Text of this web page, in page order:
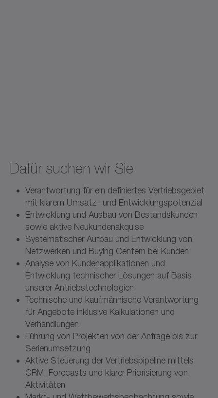
Dafür suchen wir Sie
Verantwortung für ein definiertes Vertriebsgebiet
mit klarem Umsatz- und Entwicklungspotenzial
Entwicklung und Ausbau von Bestandskunden
sowie aktive Neukundenakquise
Systematischer Aufbau und Entwicklung von
Netzwerken und Buying Centern bei Kunden
Analyse von Kundenapplikationen und
Entwicklung technischer Lösungen auf Basis
unserer Antriebstechnologien
Technische und kaufmännische Verantwortung
für Angebote inklusive Kalkulationen und
Verhandlungen
Führung von Projekten von der Anfrage bis zur
Serienumsetzung
Aktive Steuerung der Vertriebspipeline mittels
CRM, Forecasts und klarer Priorisierung von
Aktivitäten